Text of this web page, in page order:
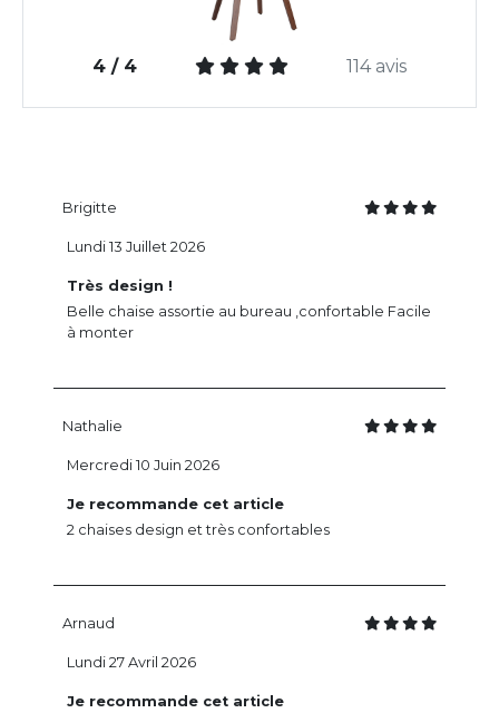
4 / 4 114 avis
Brigitte
Très design !
Belle chaise assortie au bureau ,confortable Facile
à monter
Lundi 13 Juillet 2026
Nathalie
Je recommande cet article
2 chaises design et très confortables
Mercredi 10 Juin 2026
Arnaud
Je recommande cet article
Lundi 27 Avril 2026